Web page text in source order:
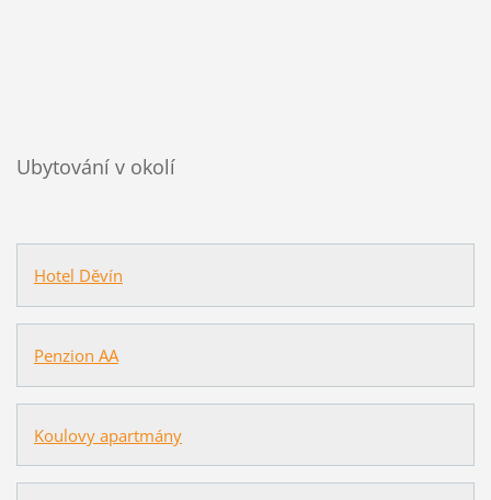
Ubytování v okolí
Hotel Děvín
Penzion AA
Koulovy apartmány